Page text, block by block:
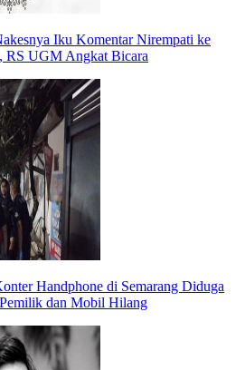
Iku Komentar Nirempati ke
RS UGM Angkat Bicara
Handphone di Semarang Diduga
dan Mobil Hilang